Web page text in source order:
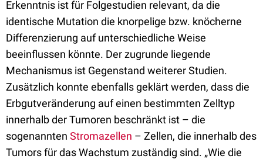
Erkenntnis ist für Folgestudien relevant, da die
identische Mutation die knorpelige bzw. knöcherne
Differenzierung auf unterschiedliche Weise
beeinflussen könnte. Der zugrunde liegende
Mechanismus ist Gegenstand weiterer Studien.
Zusätzlich konnte ebenfalls geklärt werden, dass die
Erbgutveränderung auf einen bestimmten Zelltyp
innerhalb der Tumoren beschränkt ist – die
sogenannten Stromazellen – Zellen, die innerhalb des
Tumors für das Wachstum zuständig sind. „Wie die